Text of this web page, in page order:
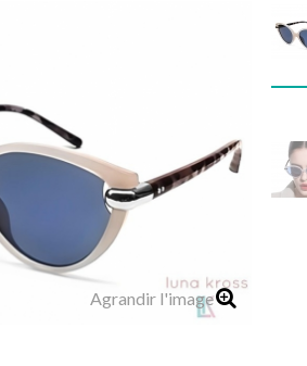
Agrandir l'image